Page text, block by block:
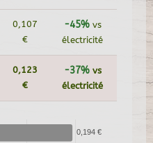
0,107
€
-45%vs
électricité
0,123
€
-37%vs
électricité